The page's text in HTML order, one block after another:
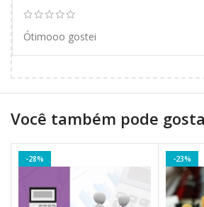
Ótimooo gostei
Você também pode
-28% -23%